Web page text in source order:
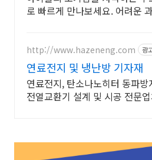
로 빠르게 만나보세요. 어려운
http://www.hazeneng.com 광
연료전지 및 냉난방 기자재
연료전지, 탄소나노히터 동파방
전열교환기 설계 및 시공 전문